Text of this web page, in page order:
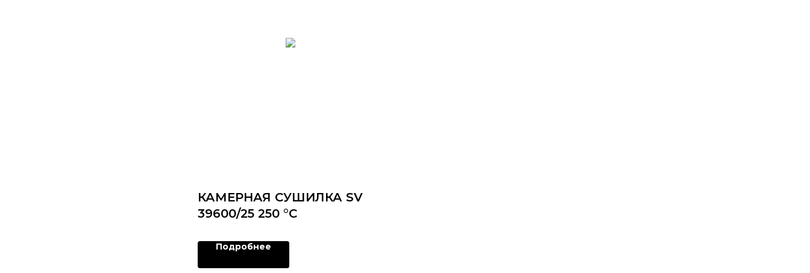
КАМЕРНАЯ СУШИЛКА SV
39600/25 250 °C
Подробнее